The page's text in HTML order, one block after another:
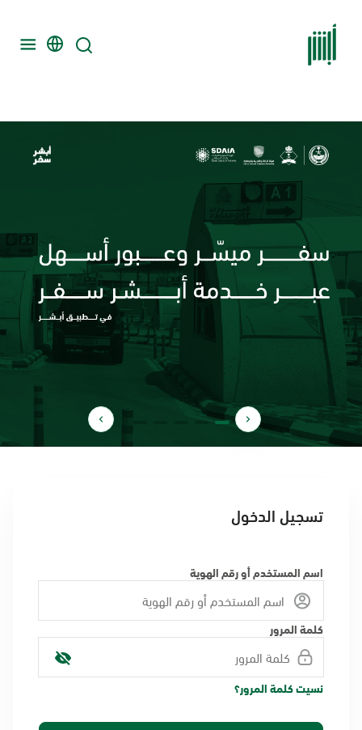
تسجيل الدخول
اسم المستخدم أو رقم الهوية
كلمة المرور
نسيت كلمة المرور؟